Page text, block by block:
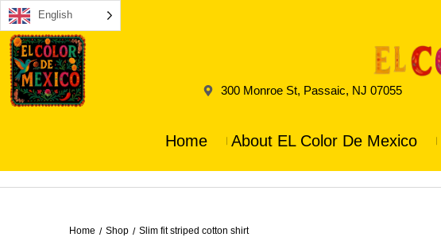
English
300 Monroe St, Passaic, NJ 07055
Home About EL Color De Mexico
Home / Shop / Slim fit striped cotton shirt